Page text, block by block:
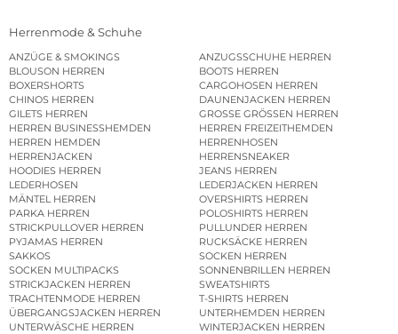
Herrenmode & Schuhe
ANZÜGE & SMOKINGS
ANZUGSSCHUHE HERREN
BLOUSON HERREN
BOOTS HERREN
BOXERSHORTS
CARGOHOSEN HERREN
CHINOS HERREN
DAUNENJACKEN HERREN
GILETS HERREN
GROSSE GRÖSSEN HERREN
HERREN BUSINESSHEMDEN
HERREN FREIZEITHEMDEN
HERREN HEMDEN
HERRENHOSEN
HERRENJACKEN
HERRENSNEAKER
HOODIES HERREN
JEANS HERREN
LEDERHOSEN
LEDERJACKEN HERREN
MÄNTEL HERREN
OVERSHIRTS HERREN
PARKA HERREN
POLOSHIRTS HERREN
STRICKPULLOVER HERREN
PULLUNDER HERREN
PYJAMAS HERREN
RUCKSÄCKE HERREN
SAKKOS
SOCKEN HERREN
SOCKEN MULTIPACKS
SONNENBRILLEN HERREN
STRICKJACKEN HERREN
SWEATSHIRTS
TRACHTENMODE HERREN
T-SHIRTS HERREN
ÜBERGANGSJACKEN HERREN
UNTERHEMDEN HERREN
UNTERWÄSCHE HERREN
WINTERJACKEN HERREN